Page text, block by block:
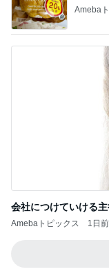
Ameba
会社につけていける
Amebaトピックス 1日前